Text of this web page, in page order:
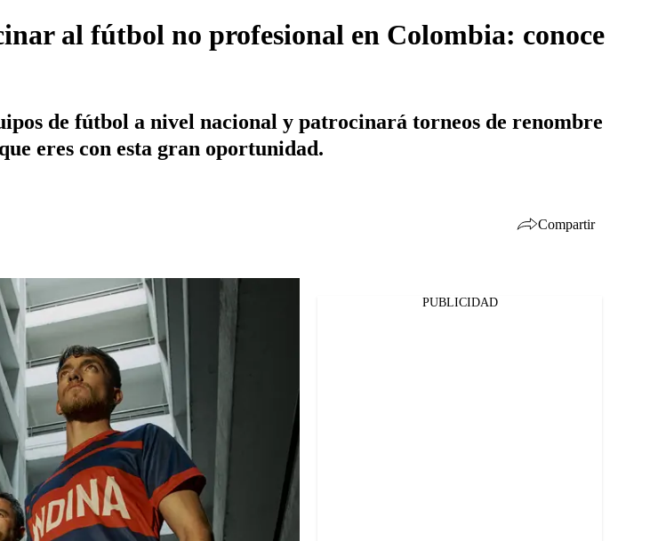
al fútbol no profesional en Colombia: conoce
de fútbol a nivel nacional y patrocinará torneos de renombre
eres con esta gran oportunidad.
Compartir
PUBLICIDAD